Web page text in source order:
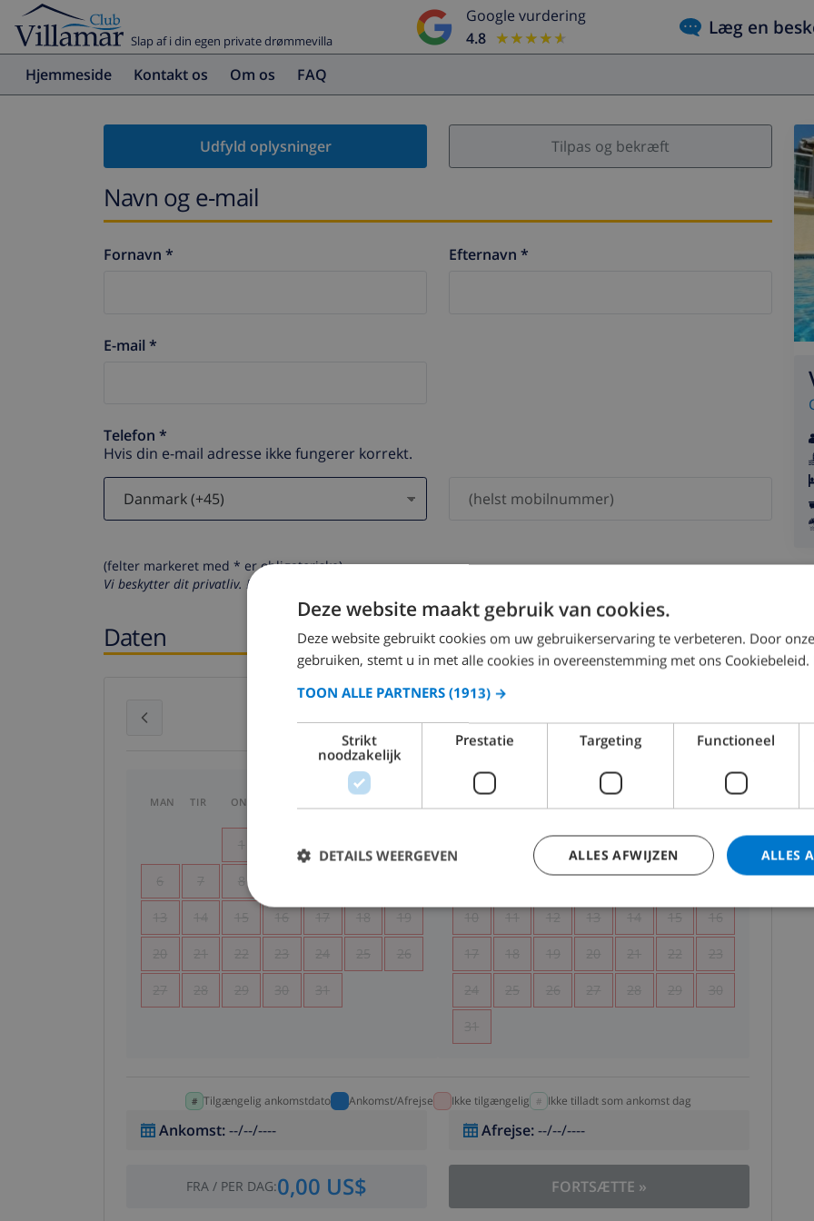
Slap af i din egen private drømmevilla
Google vurdering
4.8 ★★★★★
★★★★★ Læg en
Hjemmeside Kontakt os Om os FAQ
Udfyld oplysninger Tilpas og bekræft
Navn og e-mail
Fornavn * Efternavn *
E-mail *
Telefon *
Hvis din e-mail adresse ikke fungerer korrekt.
(felter markeret med * er obligatoriske)
Vi beskytter dit privatliv. Dine personlige oplysninger vil aldrig blive delt med andre.
Daten
juli 2026 august 2026
MAN TIR ONS
1
6 7 8
13 14 15 16 17 18 19
20 21 22 23 24 25 26
27 28 29 30 31
2
5 6 7 8
10 11 12 13 14 15 16
17 18 19 20 21 22 23
24 25 26 27 28 29 30
31
Tilgængelig ankomstdato Ankomst/Afrejse Ikke tilgængelig Ikke tilladt som ankomst dag
Ankomst:--/--/---- Afrejse:--/--/----
FRA / PER DAG:0,00 US$ FORTSÆTTE »
Deze website maakt gebruik van cookies.
Deze website gebruikt cookies om uw gebruikerservaring te verbeteren. Door
gebruiken, stemt u in met alle cookies in overeenstemming met ons Cookiebeleid.
TOON ALLE PARTNERS (1913) →
Strikt
noodzakelijk
Prestatie Targeting Functioneel
ALLES
ALLES AFWIJZEN
DETAILS WEERGEVEN